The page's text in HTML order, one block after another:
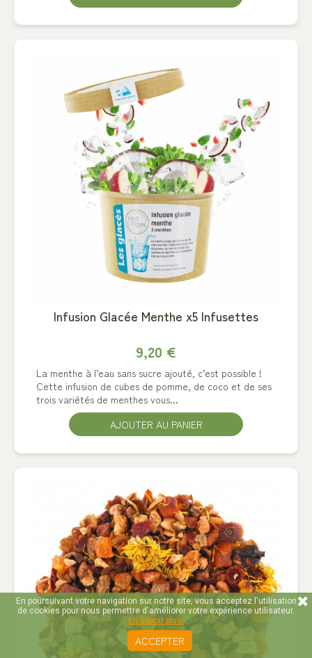
Infusion Glacée Menthe x5 Infusettes
9,20 €
La menthe à l’eau sans sucre ajouté, c’est possible !
Cette infusion de cubes de pomme, de coco et de ses
trois variétés de menthes vous...
AJOUTER AU PANIER
En poursuivant votre navigation sur notre site, vous acceptez l'utilisation
de cookies pour nous permettre d'améliorer votre expérience utilisateur.
En savoir plus.
ACCEPTER